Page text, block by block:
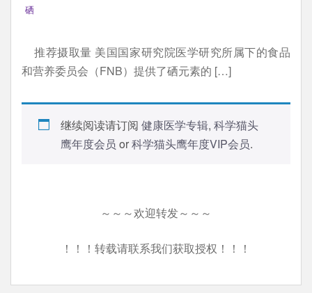
硒
推荐摄取量 美国国家研究院医学研究所属下的食品
和营养委员会（FNB）提供了硒元素的 […]
继续阅读请订阅 健康医学专辑, 科学猫头
鹰年度会员 or科学猫头鹰年度VIP会员.
～～～欢迎转发～～～
！！！转载请联系我们获取授权！！！